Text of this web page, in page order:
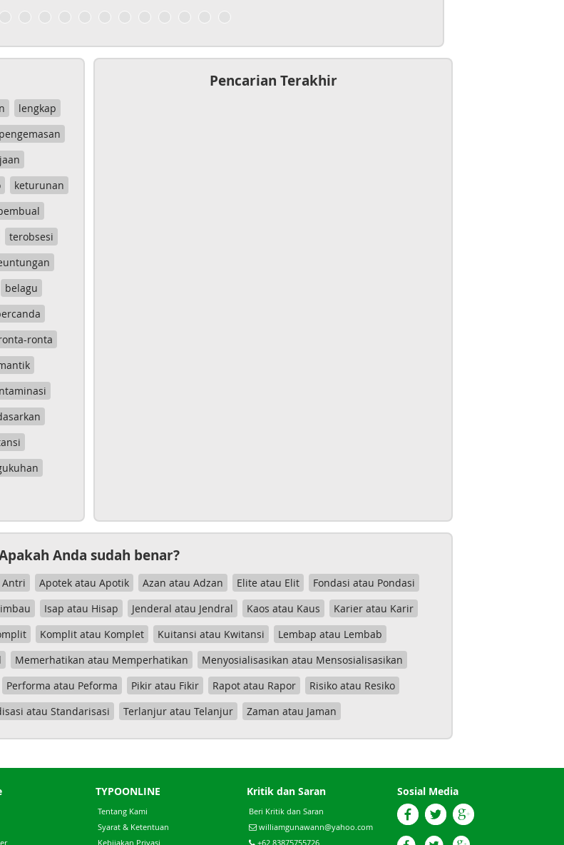
lengkap
pengemasan
keturunan
terobsesi
belagu
ronta
Pencarian Terakhir
Anda sudah benar?
Apotek atau Apotik Azan atau Adzan Elite atau Elit
Fondasi atau Pondasi
Isap atau Hisap Jenderal atau Jendral Kaos atau Kaus
Karier atau Karir
Komplit atau Komplet Kuitansi atau Kwitansi
Lembap atau Lembab
Memerhatikan atau Memperhatikan
Menyosialisasikan atau Mensosialisasikan
Performa atau Peforma Pikir atau Fikir Rapot atau Rapor
Risiko atau Resiko
atau Standarisasi Terlanjur atau Telanjur Zaman atau Jaman
TYPOONLINE
Tentang Kami
Syarat & Ketentuan
Kebijakan Privasi
Kritik dan Saran
Beri Kritik dan Saran
williamgunawann@yahoo.com
+62 83875755726
Sosial Media